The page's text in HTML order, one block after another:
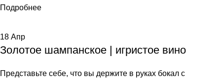
Подробнее
18 Апр
Золотое шампанское | игристое вино
Представьте себе, что вы держите в руках бокал с